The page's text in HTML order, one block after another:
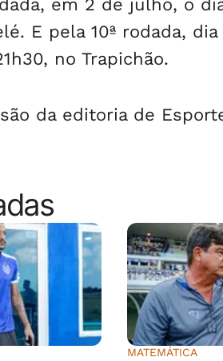
em 2 de julho, o
E pela 10ª rodada,
no Trapichão.
da editoria de
MATEMÁTICA